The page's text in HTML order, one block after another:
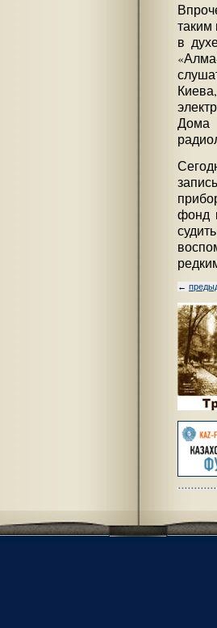
таким
в
Дома
фонд
←